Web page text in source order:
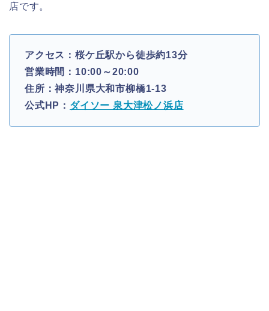
店です。
アクセス：桜ケ丘駅から徒歩約13分
営業時間：10:00～20:00
住所：神奈川県大和市柳橋1-13
公式HP： ダイソー 泉大津松ノ浜店